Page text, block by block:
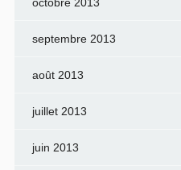
septembre 2013
août 2013
juillet 2013
juin 2013